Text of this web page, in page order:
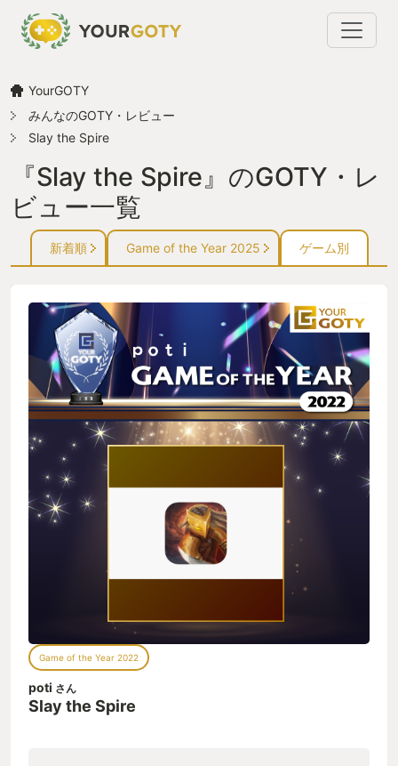
YourGOTY
みんなのGOTY・レビュー
Slay the Spire
『Slay the Spire』のGOTY・レ
ビュー一覧
新着順 Game of the Year 2025 ゲーム別
Game of the Year 2022
poti さん
Slay the Spire